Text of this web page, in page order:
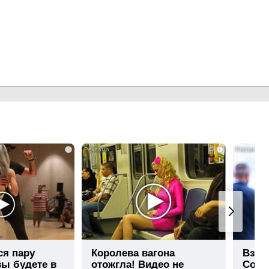
i
пару
будете в
i
Королева вагона
отожгла! Видео не